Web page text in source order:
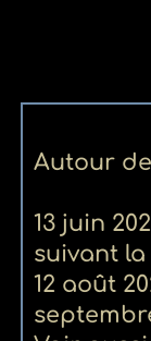
Autour
13 juin
suivant
12 août